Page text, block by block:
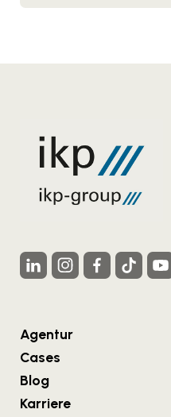
Agentur
Cases
Blog
Karriere